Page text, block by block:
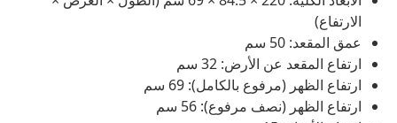
الارتفاع)
عمق المقعد: 50 سم
ارتفاع المقعد عن الأرض: 32 سم
ارتفاع الظهر (مرفوع بالكامل): 69 سم
ارتفاع الظهر (نصف مرفوع): 56 سم